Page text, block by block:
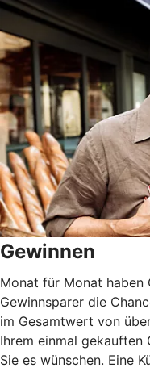
Gewinnen
Monat für Monat haben
Gewinnsparer die
im Gesamtwert von
Ihrem einmal gekauften
Sie es wünschen. Eine